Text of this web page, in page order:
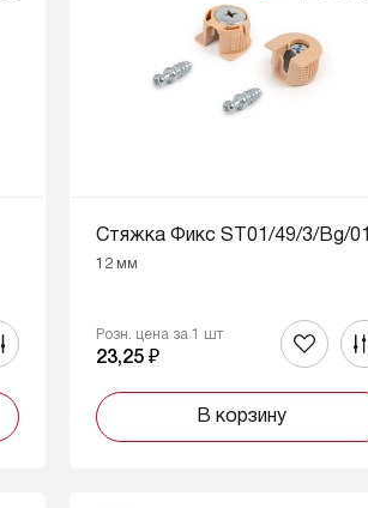
Стяжка Фикс ST01/49/3/Bg/01
12 мм
Розн. цена за 1 шт
23,25 ₽
В корзину